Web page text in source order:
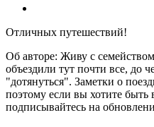
Отличных путешествий!
Об авторе: Живу с
объездили тут почти все, до
"дотянуться". Заметки о
поэтому если вы хотите быть
подписывайтесь на